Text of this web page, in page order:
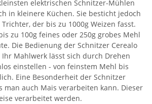
elektrischen Schnitzer-Mühlen
in kleinere Küchen. Sie besticht jedoch
der bis zu 1000g Weizen fasst.
zu 100g feines oder 250g grobes Mehl
Die Bedienung der Schnitzer Cerealo
Mahlwerk lässt sich durch Drehen
einstellen - von feinstem Mehl bis
Eine Besonderheit der Schnitzer
man auch Mais verarbeiten kann. Dieser
verarbeitet werden.